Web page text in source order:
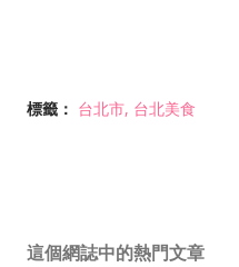
標籤： 台北市 台北美食
這個網誌中的熱門文章